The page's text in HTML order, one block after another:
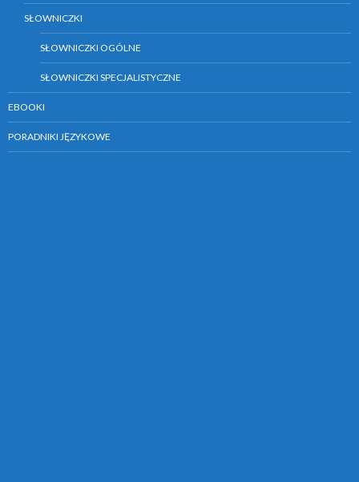
SŁOWNICZKI
SŁOWNICZKI OGÓLNE
SŁOWNICZKI SPECJALISTYCZNE
EBOOKI
PORADNIKI JĘZYKOWE